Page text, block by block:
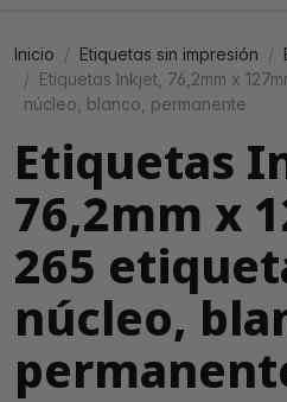
Inicio Etiquetas sin impresión
Etiquetas Inkjet, 76,2mm x
núcleo, blanco, permanente
Etiquetas
76,2mm x
265
núcleo,